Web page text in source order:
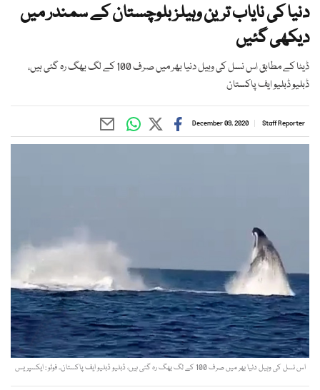
دنیا کی نایاب ترین وہیلز بلوچستان کے سمندر میں
دیکھی گئیں
ڈیٹا کے مطابق اس نسل کی وہیل دنیا بھر میں صرف 100 کے لگ بھگ رہ گئی ہیں،
ڈبلیو ڈبلیو ایف پاکستان
Staff Reporter
December 09, 2020
اس نسل کی وہیل دنیا بھر میں صرف 100 کے لگ بھگ رہ گئی ہیں، ڈبلیو ڈبلیو ایف پاکستان۔ فوٹو : ایکسپریس